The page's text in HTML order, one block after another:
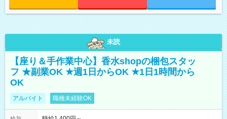
未読
【座り＆手作業中心】香水shopの梱包スタッ
フ ★副業OK ★週1日からOK ★1日1時間から
OK
アルバイト 職種未経験OK